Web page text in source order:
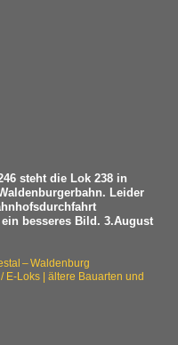
steht die Lok 238 in
Leider
besseres Bild. 3.August
– Waldenburg
E-Loks | ältere Bauarten und